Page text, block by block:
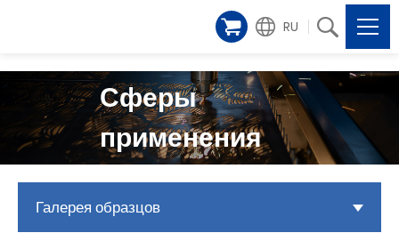
RU
Сферы
применения
Галерея образцов